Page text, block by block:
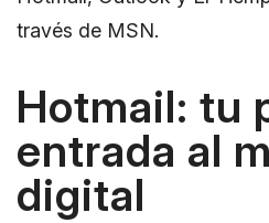
través de MSN.
Hotmail: tu
entrada al
digital